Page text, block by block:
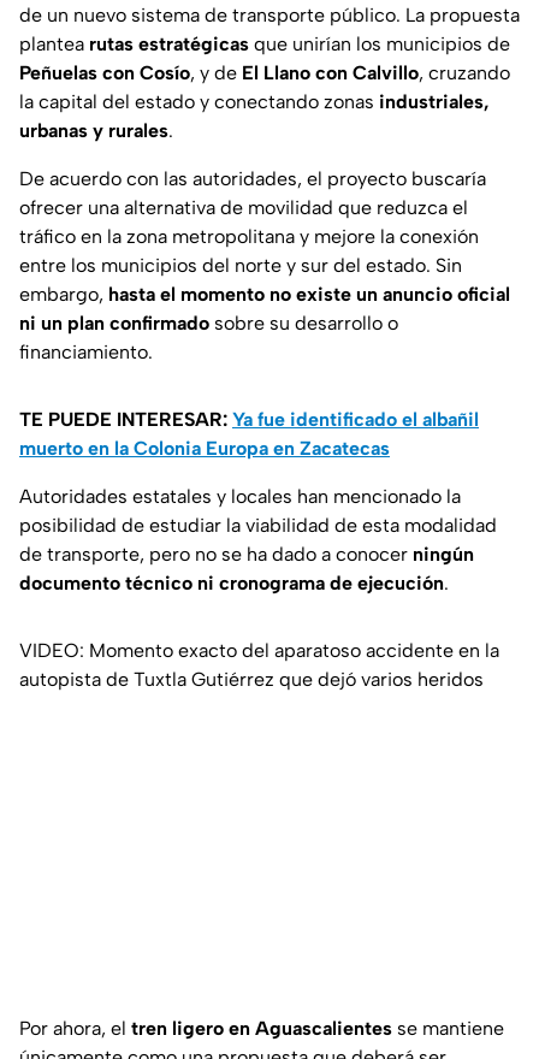
de un nuevo sistema de transporte público. La propuesta
plantea rutas estratégicas que unirían los municipios de
Peñuelas con Cosío, y de El Llano con Calvillo, cruzando
la capital del estado y conectando zonas industriales,
urbanas y rurales.
De acuerdo con las autoridades, el proyecto buscaría
ofrecer una alternativa de movilidad que reduzca el
tráfico en la zona metropolitana y mejore la conexión
entre los municipios del norte y sur del estado. Sin
embargo, hasta el momento no existe un anuncio oficial
ni un plan confirmado sobre su desarrollo o
financiamiento.
TE PUEDE INTERESAR: Ya fue identificado el albañil
muerto en la Colonia Europa en Zacatecas
Autoridades estatales y locales han mencionado la
posibilidad de estudiar la viabilidad de esta modalidad
de transporte, pero no se ha dado a conocer ningún
documento técnico ni cronograma de ejecución.
VIDEO: Momento exacto del aparatoso accidente en la
autopista de Tuxtla Gutiérrez que dejó varios heridos
Por ahora, el tren ligero en Aguascalientes se mantiene